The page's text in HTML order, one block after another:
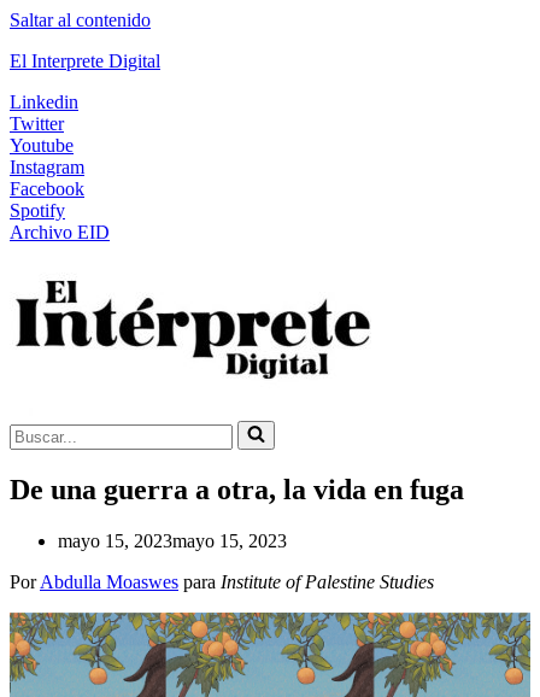
Saltar al contenido
El Interprete Digital
Linkedin
Twitter
Youtube
Instagram
Facebook
Spotify
Archivo EID
Buscar...
De una guerra a otra, la vida en fuga
mayo 15, 2023mayo 15, 2023
PorAbdulla Moaswes para Institute of Palestine Studies